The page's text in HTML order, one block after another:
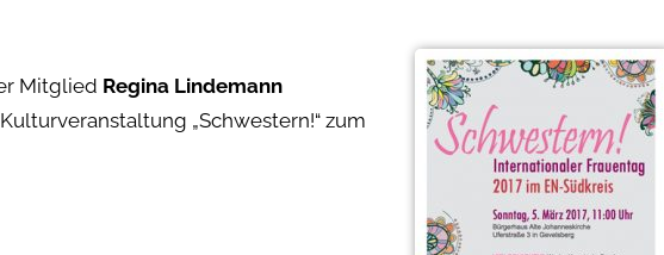
Mitglied Regina Lindemann
„Schwestern!“ zum